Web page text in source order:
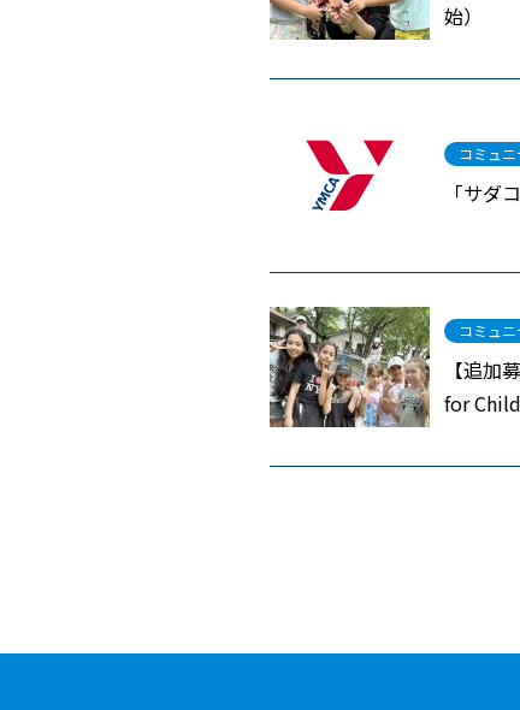
始）
コミュ
「サダ
コミュ
【追
for